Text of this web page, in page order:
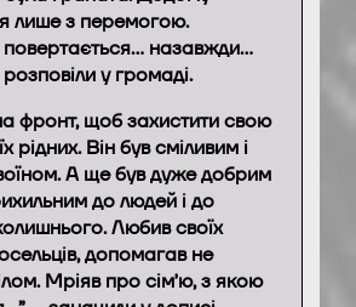
лише з перемогою.
назавжди…
у громаді.
фронт, щоб захистити свою
рідних. Він був сміливим і
А ще був дуже добрим
до людей і до
Любив своїх
допомагав не
Мріяв про сімʼю, з якою